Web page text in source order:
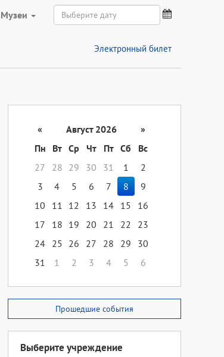
Музеи
Электронный билет
« Август 2026
»
Пн
Вт Ср Чт Пт Сб
Вс
27
28 29 30 31 1
2
3
4 5 6 7 8
9
10
11 12 13 14 15
16
17
18 19 20 21 22
23
24 25 26 27 28 29
30
31
1 2 3 4 5 6
Прошедшие события
Выберите учреждение